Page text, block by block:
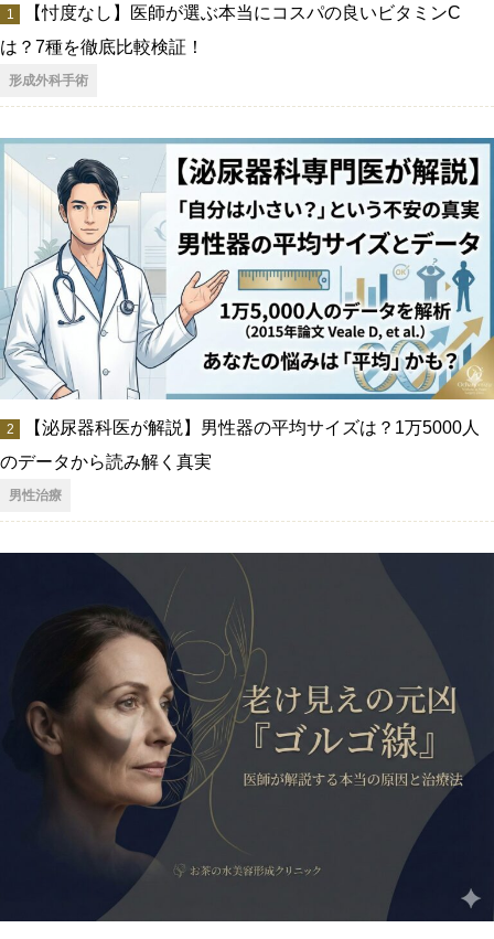
【忖度なし】医師が選ぶ本当にコスパの良いビタミンC
は？7種を徹底比較検証！
形成外科手術
【泌尿器科医が解説】男性器の平均サイズは？1万5000人
のデータから読み解く真実
男性治療